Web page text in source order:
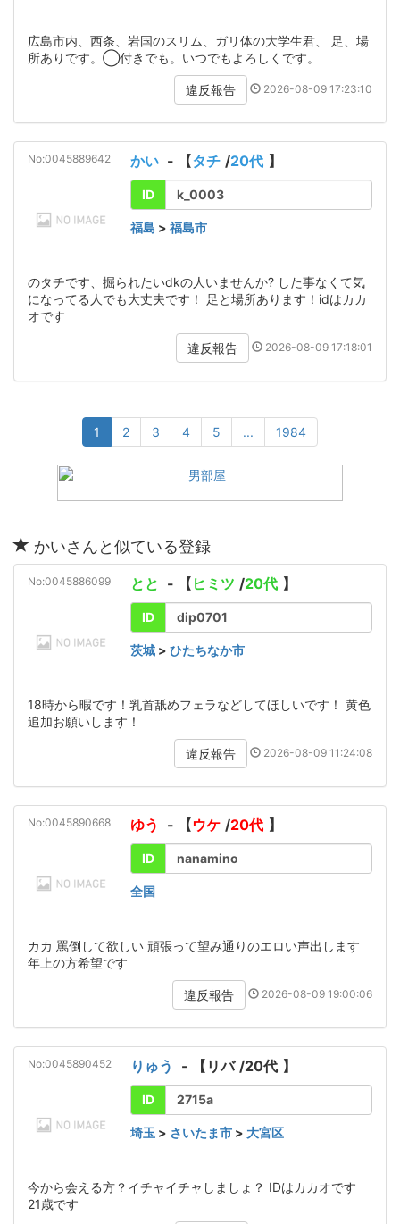
広島市内、西条、岩国のスリム、ガリ体の大学生君、 足、場
所ありです。◯付きでも。いつでもよろしくです。
違反報告 2026-08-09 17:23:10
No:0045889642 かい - 【タチ /20代 】
ID k_0003
福島 > 福島市
のタチです、掘られたいdkの人いませんか? した事なくて気
になってる人でも大丈夫です！ 足と場所あります！idはカカ
オです
違反報告 2026-08-09 17:18:01
1 2 3 4 5 ... 1984
かいさんと似ている登録
No:0045886099 とと - 【 ヒミツ /20代 】
ID dip0701
茨城 > ひたちなか市
18時から暇です！乳首舐めフェラなどしてほしいです！ 黄色
追加お願いします！
違反報告 2026-08-09 11:24:08
No:0045890668 ゆう - 【ウケ /20代 】
ID nanamino
全国
カカ 罵倒して欲しい 頑張って望み通りのエロい声出します
年上の方希望です
違反報告 2026-08-09 19:00:06
No:0045890452 りゅう - 【 リバ /20代 】
ID 2715a
埼玉 > さいたま市 > 大宮区
今から会える方？イチャイチャしましょ？ IDはカカオです
21歳です